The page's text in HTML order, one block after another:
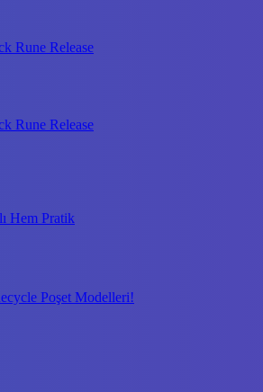
Rune Release
Rune Release
Hem Pratik
Poşet Modelleri!